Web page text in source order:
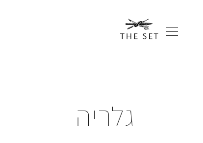
גלריה